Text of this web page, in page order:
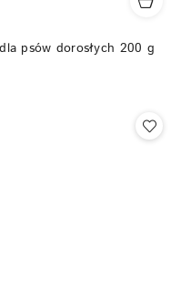
psów dorosłych 200 g